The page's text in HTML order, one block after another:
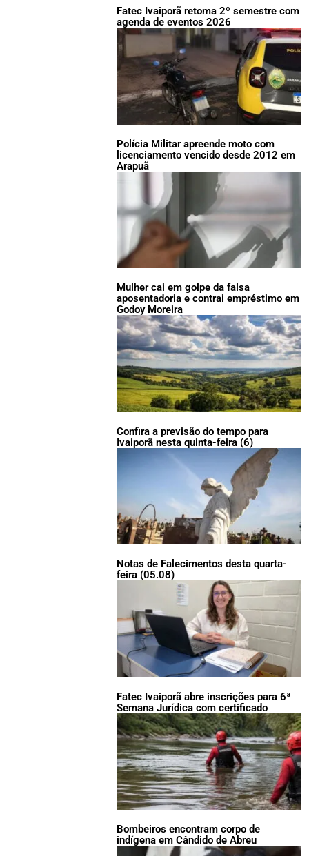
Fatec Ivaiporã retoma 2º semestre com
agenda de eventos 2026
Polícia Militar apreende moto com
licenciamento vencido desde 2012 em
Arapuã
Mulher cai em golpe da falsa
aposentadoria e contrai empréstimo em
Godoy Moreira
Confira a previsão do tempo para
Ivaiporã nesta quinta-feira (6)
Notas de Falecimentos desta quarta-
feira (05.08)
Fatec Ivaiporã abre inscrições para 6ª
Semana Jurídica com certificado
Bombeiros encontram corpo de
indígena em Cândido de Abreu